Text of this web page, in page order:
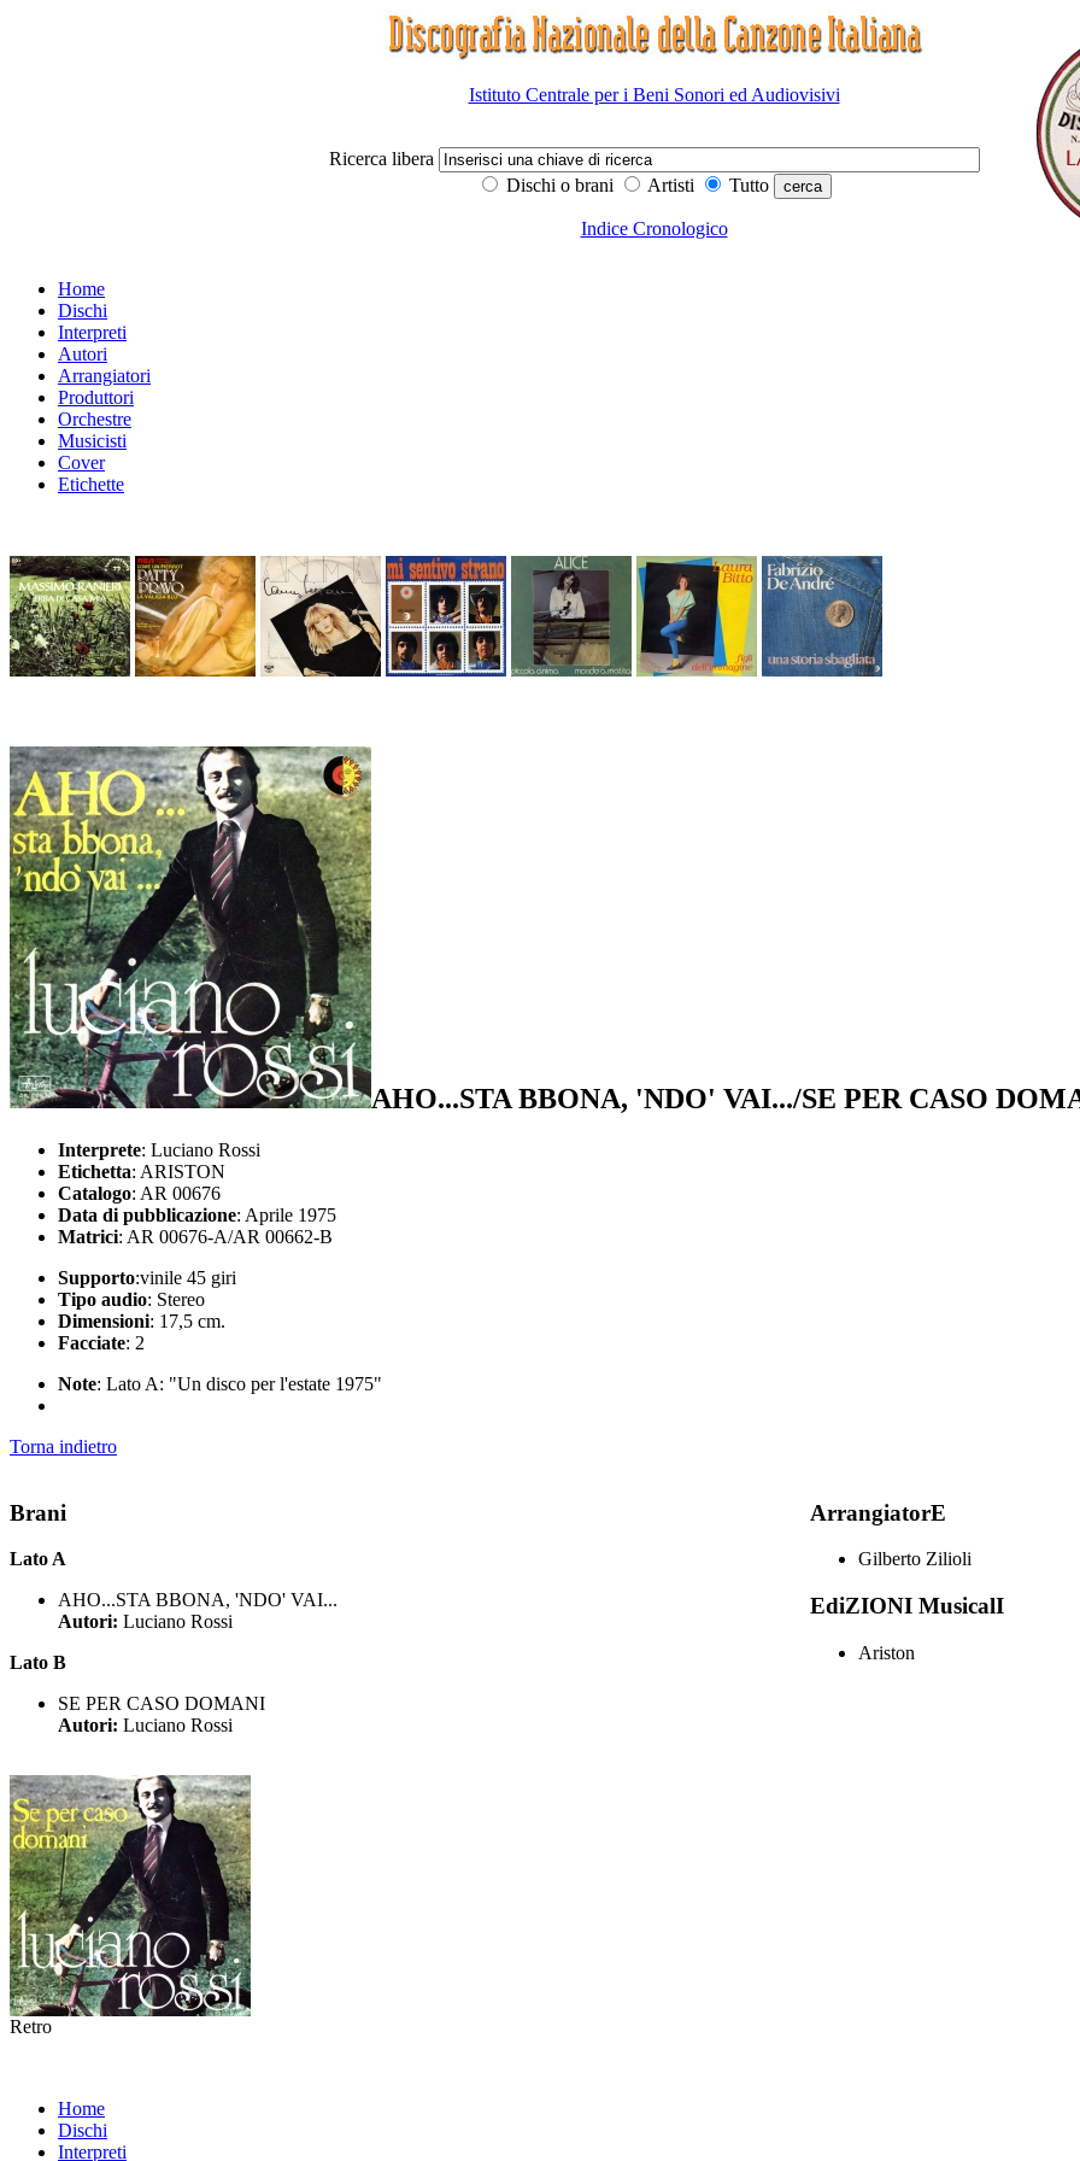
Istituto Centrale per i Beni Sonori ed Audiovisivi
Ricerca libera
Dischi o brani
Artisti Tutto
Indice Cronologico
Home
Dischi
Interpreti
Autori
Arrangiatori
Produttori
Orchestre
Musicisti
Cover
Etichette
AHO...STA BBONA, 'NDO' VAI.../SE PER CASO
Interprete: Luciano Rossi
Etichetta: ARISTON
Catalogo: AR 00676
Data di pubblicazione: Aprile 1975
Matrici: AR 00676-A/AR 00662-B
Supporto:vinile 45 giri
Tipo audio: Stereo
Dimensioni: 17,5 cm.
Facciate: 2
Note: Lato A: "Un disco per l'estate 1975"
Torna indietro
Brani
Lato A
AHO...STA BBONA, 'NDO' VAI...
Autori: Luciano Rossi
Lato B
SE PER CASO DOMANI
Autori: Luciano Rossi
ArrangiatorE
Gilberto Zilioli
EdiZIONI MusicalI
Ariston
Retro
Home
Dischi
Interpreti